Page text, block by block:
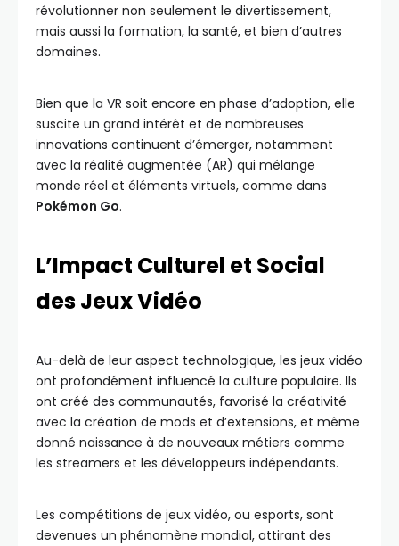
révolutionner non seulement le divertissement,
mais aussi la formation, la santé, et bien d’autres
domaines.
Bien que la VR soit encore en phase d’adoption, elle
suscite un grand intérêt et de nombreuses
innovations continuent d’émerger, notamment
avec la réalité augmentée (AR) qui mélange
monde réel et éléments virtuels, comme dans
Pokémon Go.
L’Impact Culturel et Social
des Jeux Vidéo
Au-delà de leur aspect technologique, les jeux vidéo
ont profondément influencé la culture populaire. Ils
ont créé des communautés, favorisé la créativité
avec la création de mods et d’extensions, et même
donné naissance à de nouveaux métiers comme
les streamers et les développeurs indépendants.
Les compétitions de jeux vidéo, ou esports, sont
devenues un phénomène mondial, attirant des